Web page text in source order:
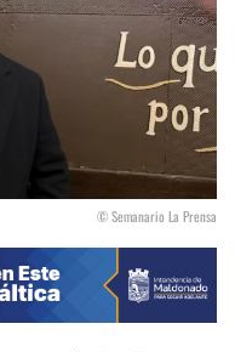
© Semanario La Prensa